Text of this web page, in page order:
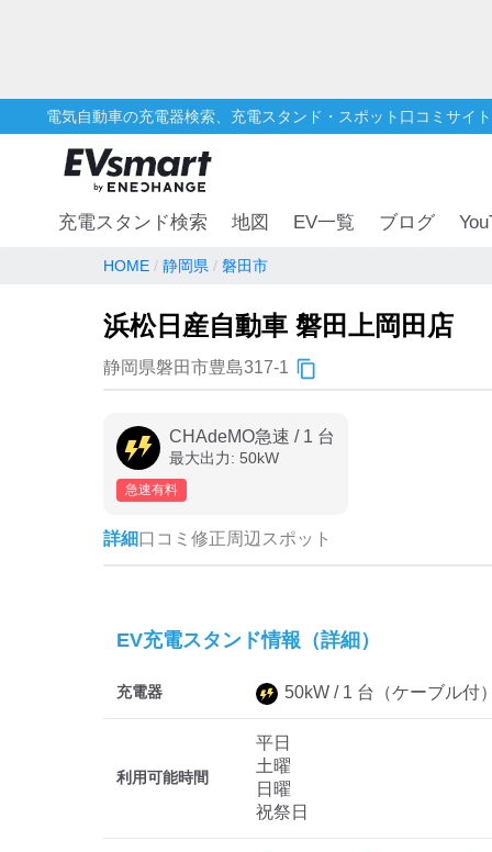
電気自動車の充電器検索、充電スタンド・スポット口コミサイト
充電スタンド検索 地図 EV一覧 ブログ
HOME 静岡県 磐田市
浜松日産自動車 磐田上岡田店
静岡県磐田市豊島317-1
CHAdeMO急速 / 1 台
最大出力: 50kW
急速有料
詳細口コミ 修正周辺スポット
EV充電スタンド情報（詳細）
充電器 50kW / 1 台 （ケーブル付
利用可能時間
平日
土曜
日曜
祝祭日